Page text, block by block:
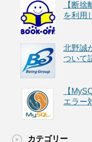
【断
を利用
北野誠
ついて
【
エラー
カテゴリー